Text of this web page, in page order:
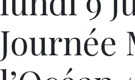
Journée